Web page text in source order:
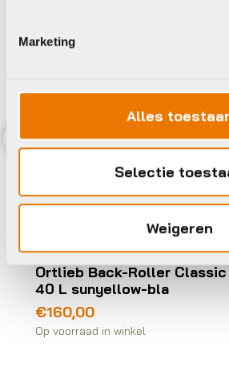
Marketing
Alles
Selectie
Weigeren
Ortlieb Back-Roller Classic
40 L sunyellow-bla
€160,00
Op voorraad in winkel